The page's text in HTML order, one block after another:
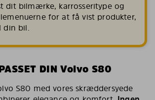
dit bilmærke, karrosseritype og
for at få vist produkter,
din bil.
DIN Volvo S80
S80 med vores skræddersyede